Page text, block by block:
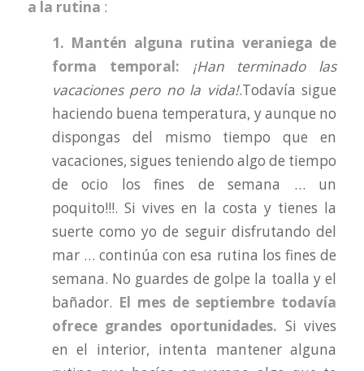
a la rutina :
1. Mantén alguna rutina veraniega de
forma temporal:
¡Han terminado las
vacaciones pero no la vida!.Todavía sigue
haciendo buena temperatura, y aunque no
dispongas del mismo tiempo que en
vacaciones, sigues teniendo algo de tiempo
de ocio los fines de semana … un
poquito!!!. Si vives en la costa y tienes la
suerte como yo de seguir disfrutando del
mar … continúa con esa rutina los fines de
semana. No guardes de golpe la toalla y el
bañador. El mes de septiembre todavía
ofrece grandes oportunidades. Si vives
en el interior, intenta mantener alguna